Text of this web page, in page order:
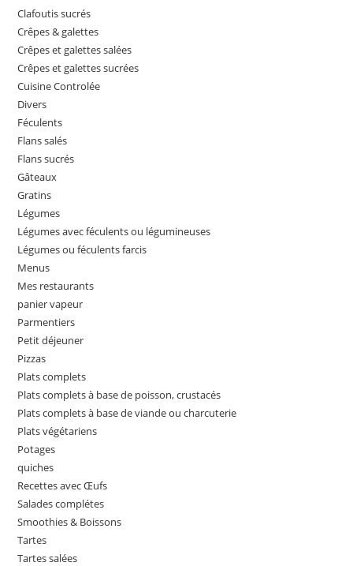
Clafoutis sucrés
Crêpes & galettes
Crêpes et galettes salées
Crêpes et galettes sucrées
Cuisine Controlée
Divers
Féculents
Flans salés
Flans sucrés
Gâteaux
Gratins
Légumes
Légumes avec féculents ou légumineuses
Légumes ou féculents farcis
Menus
Mes restaurants
panier vapeur
Parmentiers
Petit déjeuner
Pizzas
Plats complets
Plats complets à base de poisson, crustacés
Plats complets à base de viande ou charcuterie
Plats végétariens
Potages
quiches
Recettes avec Œufs
Salades complétes
Smoothies & Boissons
Tartes
Tartes salées